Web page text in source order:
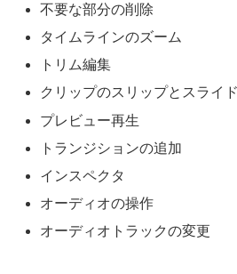
不要な部分の削除
タイムラインのズーム
トリム編集
クリップのスリップとスライド
プレビュー再生
トランジションの追加
インスペクタ
オーディオの操作
オーディオトラックの変更